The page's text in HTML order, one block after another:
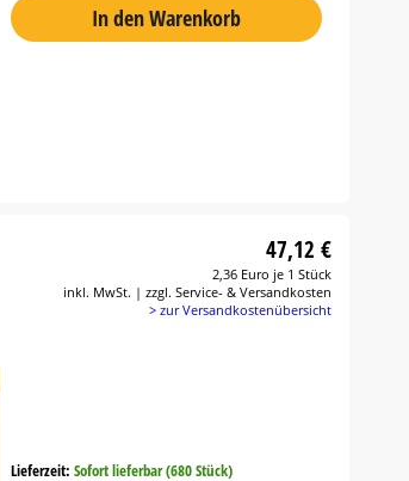
In den Warenkorb
47,12 €
2,36 Euro je 1 Stück
inkl. MwSt. | zzgl. Service- & Versandkosten
> zur Versandkostenübersicht
Lieferzeit: Sofort lieferbar (680 Stück)